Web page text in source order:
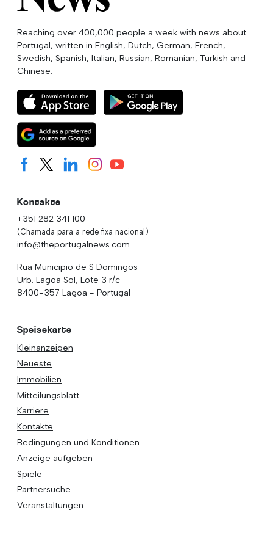
Reaching over 400,000 people a week with news about
Portugal, written in English, Dutch, German, French,
Swedish, Spanish, Italian, Russian, Romanian, Turkish and
Chinese.
Kontakte
+351 282 341 100
(Chamada para a rede fixa nacional)
info@theportugalnews.com
Rua Municipio de S Domingos
Urb. Lagoa Sol, Lote 3 r/c
8400-357 Lagoa - Portugal
Speisekarte
Kleinanzeigen
Neueste
Immobilien
Mitteilungsblatt
Karriere
Kontakte
Bedingungen und Konditionen
Anzeige aufgeben
Spiele
Partnersuche
Veranstaltungen